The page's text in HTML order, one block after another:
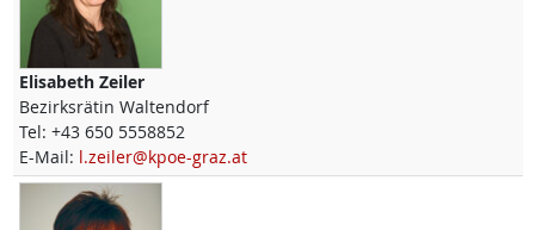
Elisabeth Zeiler
Bezirksrätin Waltendorf
Tel: +43 650 5558852
E-Mail: l.zeiler@kpoe-graz.at